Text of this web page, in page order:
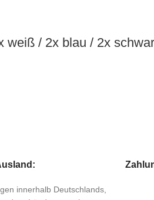
weiß / 2x blau / 2x
innerhalb Deutschlands,